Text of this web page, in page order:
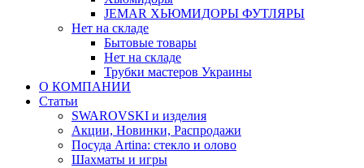
JEMAR ХЬЮМИДОРЫ ФУТЛЯРЫ
Нет на складе
Бытовые товары
Нет на складе
Трубки мастеров Украины
О КОМПАНИИ
Статьи
SWAROVSKI и изделия
Акции, Новинки, Распродажи
Посуда Artina: стекло и олово
Шахматы и игры